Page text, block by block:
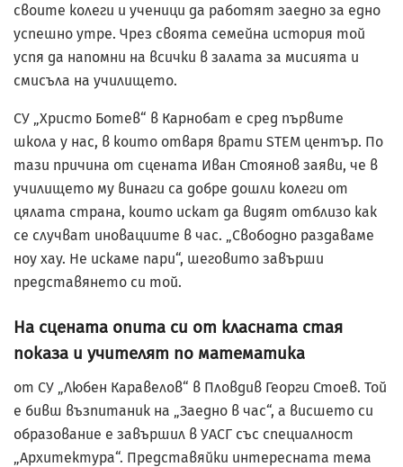
своите колеги и ученици да работят заедно за едно
успешно утре. Чрез своята семейна история той
успя да напомни на всички в залата за мисията и
смисъла на училището.
СУ „Христо Ботев“ в Карнобат е сред първите
школа у нас, в които отваря врати STEM център. По
тази причина от сцената Иван Стоянов заяви, че в
училището му винаги са добре дошли колеги от
цялата страна, които искат да видят отблизо как
се случват иновациите в час. „Свободно раздаваме
ноу хау. Не искаме пари“, шеговито завърши
представянето си той.
На сцената опита си от класната стая
показа и учителят по математика
от СУ „Любен Каравелов“ в Пловдив Георги Стоев. Той
е бивш възпитаник на „Заедно в час“, а висшето си
образование е завършил в УАСГ със специалност
„Архитектура“. Представяйки интересната тема